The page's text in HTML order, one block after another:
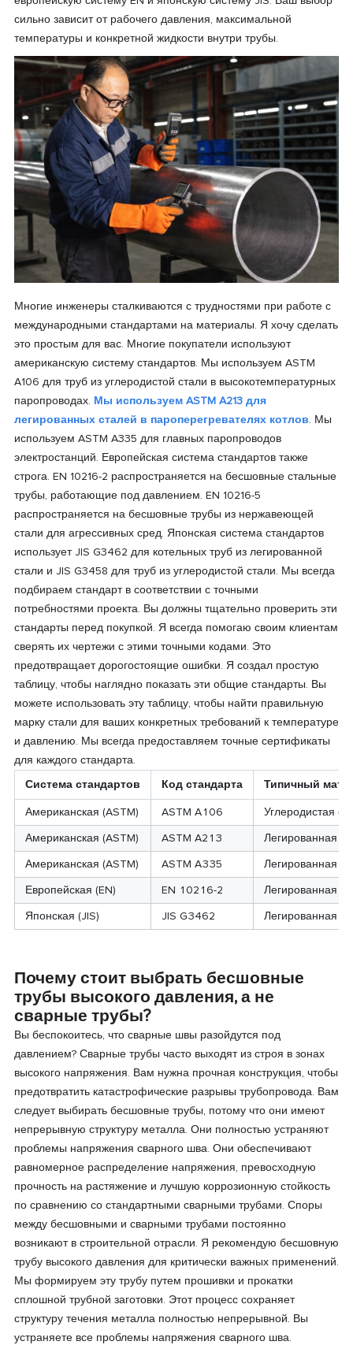
сильно зависит от рабочего давления, максимальной
температуры и конкретной жидкости внутри трубы.
Многие инженеры сталкиваются с трудностями при работе с
международными стандартами на материалы. Я хочу сделать
это простым для вас. Многие покупатели используют
американскую систему стандартов. Мы используем ASTM
A106 для труб из углеродистой стали в высокотемпературных
паропроводах. Мы используем ASTM A213 для
легированных сталей в пароперегревателях котлов. Мы
используем ASTM A335 для главных паропроводов
электростанций. Европейская система стандартов также
строга. EN 10216-2 распространяется на бесшовные стальные
трубы, работающие под давлением. EN 10216-5
распространяется на бесшовные трубы из нержавеющей
стали для агрессивных сред. Японская система стандартов
использует JIS G3462 для котельных труб из легированной
стали и JIS G3458 для труб из углеродистой стали. Мы всегда
подбираем стандарт в соответствии с точными
потребностями проекта. Вы должны тщательно проверить эти
стандарты перед покупкой. Я всегда помогаю своим клиентам
сверять их чертежи с этими точными кодами. Это
предотвращает дорогостоящие ошибки. Я создал простую
таблицу, чтобы наглядно показать эти общие стандарты. Вы
можете использовать эту таблицу, чтобы найти правильную
марку стали для ваших конкретных требований к температуре
и давлению. Мы всегда предоставляем точные сертификаты
для каждого стандарта.
Система стандартов Код стандарта Типичный
Американская (ASTM) ASTM A106 Углеродистая
Американская (ASTM) ASTM A213 Легированная
Американская (ASTM) ASTM A335 Легированная
Европейская (EN) EN 10216-2 Легированная
Японская (JIS) JIS G3462 Легированная
Почему стоит выбрать бесшовные
трубы высокого давления, а не
сварные трубы?
Вы беспокоитесь, что сварные швы разойдутся под
давлением? Сварные трубы часто выходят из строя в зонах
высокого напряжения. Вам нужна прочная конструкция, чтобы
предотвратить катастрофические разрывы трубопровода. Вам
следует выбирать бесшовные трубы, потому что они имеют
непрерывную структуру металла. Они полностью устраняют
проблемы напряжения сварного шва. Они обеспечивают
равномерное распределение напряжения, превосходную
прочность на растяжение и лучшую коррозионную стойкость
по сравнению со стандартными сварными трубами. Споры
между бесшовными и сварными трубами постоянно
возникают в строительной отрасли. Я рекомендую бесшовную
трубу высокого давления для критически важных применений.
Мы формируем эту трубу путем прошивки и прокатки
сплошной трубной заготовки. Этот процесс сохраняет
структуру течения металла полностью непрерывной. Вы
устраняете все проблемы напряжения сварного шва.